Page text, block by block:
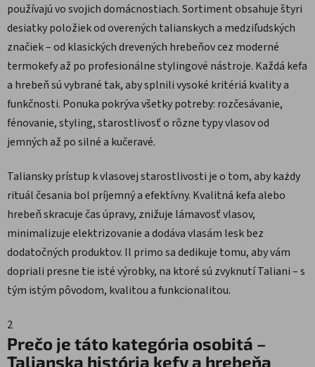
používajú vo svojich domácnostiach. Sortiment obsahuje štyri
desiatky položiek od overených talianskych a medziľudských
značiek – od klasických drevených hrebeňov cez moderné
termokefy až po profesionálne stylingové nástroje. Každá kefa
a hrebeň sú vybrané tak, aby splnili vysoké kritériá kvality a
funkčnosti. Ponuka pokrýva všetky potreby: rozčesávanie,
fénovanie, styling, starostlivosť o rôzne typy vlasov od
jemných až po silné a kučeravé.
Taliansky prístup k vlasovej starostlivosti je o tom, aby każdy
rituál česania bol príjemný a efektívny. Kvalitná kefa alebo
hrebeň skracuje čas úpravy, znižuje lámavosť vlasov,
minimalizuje elektrizovanie a dodáva vlasám lesk bez
dodatočných produktov. Il primo sa dedikuje tomu, aby vám
dopriali presne tie isté výrobky, na ktoré sú zvyknutí Taliani – s
tým istým pôvodom, kvalitou a funkcionalitou.
2
Prečo je táto kategória osobitá –
Talianska história kefy a hrebeňa